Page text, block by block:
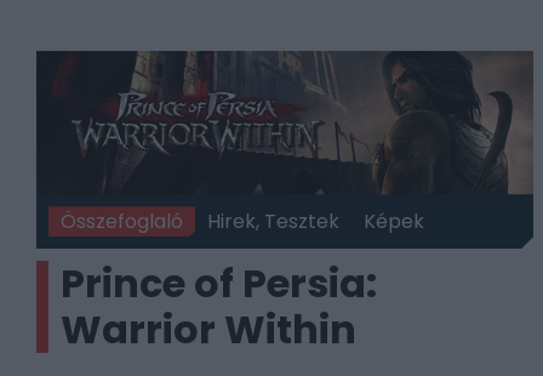
Összefoglaló Hirek, Tesztek Képek
Prince of Persia:
Warrior Within